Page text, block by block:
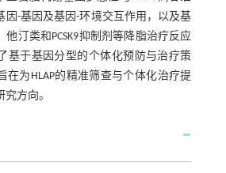
因-基因及基因-环境交互作用，以及基
他汀类和PCSK9抑制剂等降脂治疗反应
基于基因分型的个体化预防与治疗策
在为HLAP的精准筛查与个体化治疗提
方向。